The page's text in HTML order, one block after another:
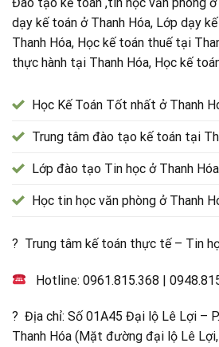
dạy kế toán ở Thanh Hóa, Lớp dạy
Thanh Hóa, Học kế toán thuế tại
thực hành tại Thanh Hóa, Học kế
Học Kế Toán Tốt nhất ở Thanh
Trung tâm đào tạo kế toán tại
Lớp đào tạo Tin học ở Thanh Hóa
Học tin học văn phòng ở Thanh
? Trung tâm kế toán thực tế – Tin
Hotline:0961.815.368 |
? Địa chỉ: Số 01A45 Đại lộ Lê Lợi –
Thanh Hóa (Mặt đường đại lộ Lê